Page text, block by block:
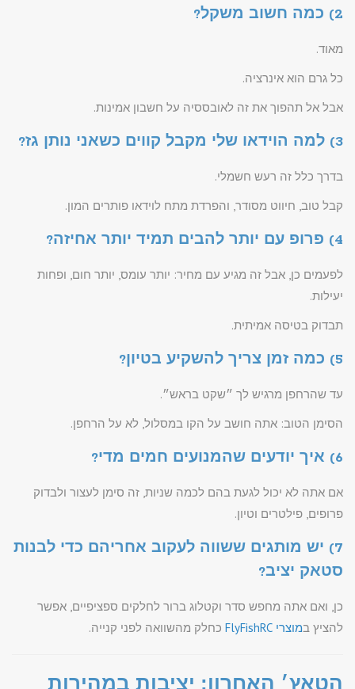
2) כמה חשוב משקל?
מאוד.
כל גרם הוא אינרציה.
אבל אל תהפוך את זה לאובססיה על חשבון אמינות.
3) למה הוידאו שלי מקבל קווים כשאני נותן גז?
בדרך כלל זה רעש חשמלי.
קבל טוב, חיווט מסודר, והפרדת מתח לוידאו פותרים המון.
4) פרופ עם יותר להבים תמיד יותר אחיזה?
לפעמים כן, אבל זה מגיע עם מחיר: יותר עומס, יותר חום, ופחות
יעילות.
תבדוק בטיסה אמיתית.
5) כמה זמן צריך להשקיע בטיון?
עד שהרחפן מרגיש לך ״שקט בראש״.
הסימן הטוב: אתה חושב על הקו במסלול, לא על הרחפן.
6) איך יודעים שהמנועים חמים מדי?
אם אתה לא יכול לגעת בהם לכמה שניות, זה סימן לעצור ולבדוק
פרופים, פילטרים וטיון.
7) יש מותגים ששווה לעקוב אחריהם כדי לבנות
סטאק יציב?
כן, ואם אתה מחפש סדר וקטלוג ברור לחלקים ספציפיים, אפשר
להציץ במוצרי FlyFishRC כחלק מהשוואה לפני קנייה.
הטאץ׳ האחרון: יציבות במהירות